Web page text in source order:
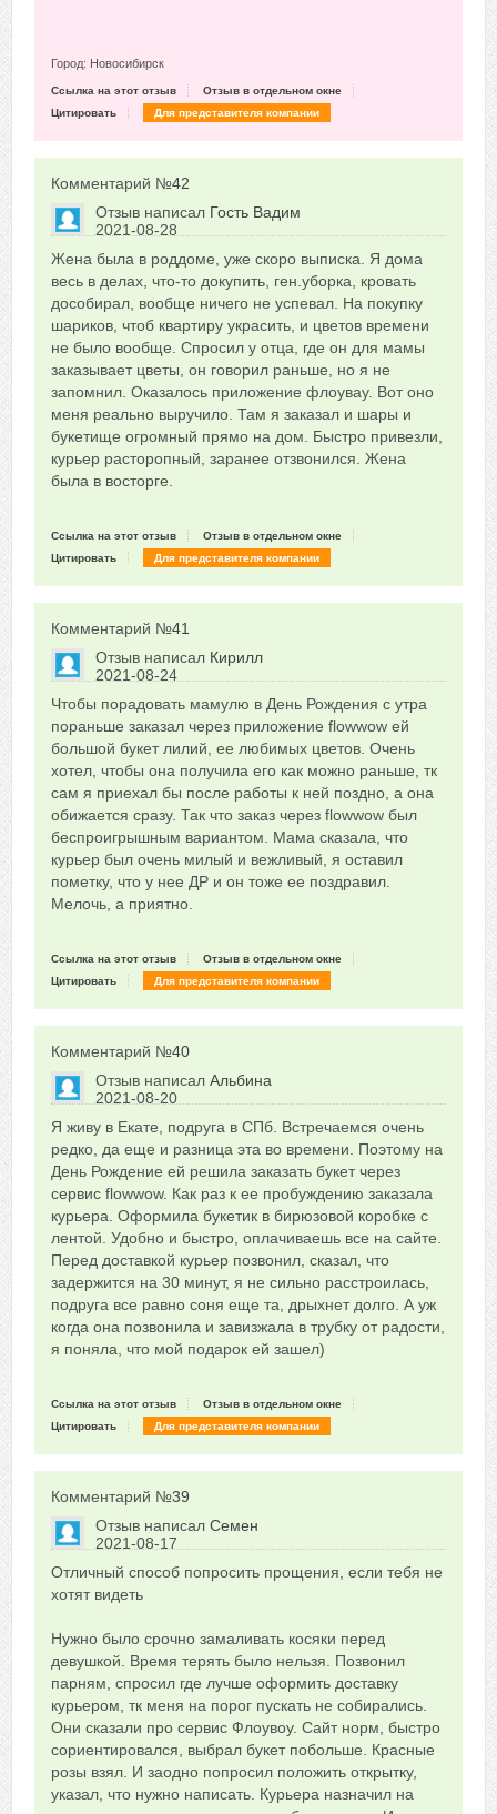
Город: Новосибирск
Ссылка на этот отзыв
Отзыв в отдельном окне
Цитировать
Для представителя компании
Комментарий №42
Отзыв написал Гость Вадим
2021-08-28
0
Сказать друзьям об отзыве
Жена была в роддоме, уже скоро выписка. Я дома
весь в делах, что-то докупить, ген.уборка, кровать
дособирал, вообще ничего не успевал. На покупку
шариков, чтоб квартиру украсить, и цветов времени
не было вообще. Спросил у отца, где он для мамы
заказывает цветы, он говорил раньше, но я не
запомнил. Оказалось приложение флоувау. Вот оно
меня реально выручило. Там я заказал и шары и
букетище огромный прямо на дом. Быстро привезли,
курьер расторопный, заранее отзвонился. Жена
была в восторге.
Ссылка на этот отзыв
Отзыв в отдельном окне
Цитировать
Для представителя компании
Комментарий №41
Отзыв написал Кирилл
2021-08-24
0
Сказать друзьям об отзыве
Чтобы порадовать мамулю в День Рождения с утра
пораньше заказал через приложение flowwow ей
большой букет лилий, ее любимых цветов. Очень
хотел, чтобы она получила его как можно раньше, тк
сам я приехал бы после работы к ней поздно, а она
обижается сразу. Так что заказ через flowwow был
беспроигрышным вариантом. Мама сказала, что
курьер был очень милый и вежливый, я оставил
пометку, что у нее ДР и он тоже ее поздравил.
Мелочь, а приятно.
Ссылка на этот отзыв
Отзыв в отдельном окне
Цитировать
Для представителя компании
Комментарий №40
Отзыв написал Альбина
2021-08-20
0
Сказать друзьям об отзыве
Я живу в Екате, подруга в СПб. Встречаемся очень
редко, да еще и разница эта во времени. Поэтому на
День Рождение ей решила заказать букет через
сервис flowwow. Как раз к ее пробуждению заказала
курьера. Оформила букетик в бирюзовой коробке с
лентой. Удобно и быстро, оплачиваешь все на сайте.
Перед доставкой курьер позвонил, сказал, что
задержится на 30 минут, я не сильно расстроилась,
подруга все равно соня еще та, дрыхнет долго. А уж
когда она позвонила и завизжала в трубку от радости,
я поняла, что мой подарок ей зашел)
Ссылка на этот отзыв
Отзыв в отдельном окне
Цитировать
Для представителя компании
Комментарий №39
Отзыв написал Семен
2021-08-17
+1
Сказать друзьям об отзыве
Отличный способ попросить прощения, если тебя не
хотят видеть
Нужно было срочно замаливать косяки перед
девушкой. Время терять было нельзя. Позвонил
парням, спросил где лучше оформить доставку
курьером, тк меня на порог пускать не собирались.
Они сказали про сервис Флоувоу. Сайт норм, быстро
сориентировался, выбрал букет побольше. Красные
розы взял. И заодно попросил положить открытку,
указал, что нужно написать. Курьера назначил на